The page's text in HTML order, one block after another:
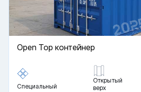
Open Top контейнер
Специальный
Открытый
верх